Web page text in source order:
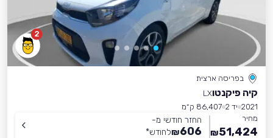
2
בפריסה ארצית
קיה פיקנטוLX
2021 יד 2
86,407 ק״מ
מחיר
51,424
₪
החזר חודשי מ-
606
₪לחודש*